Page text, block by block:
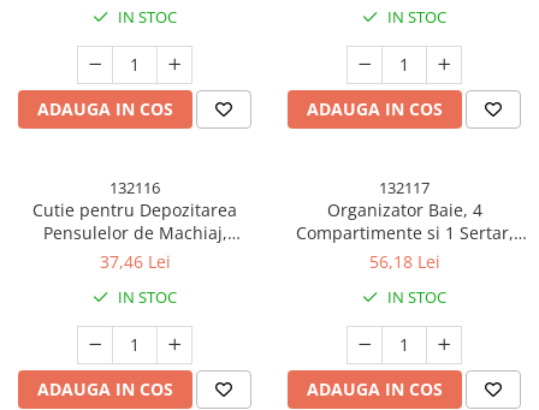
Jucarii Creative
Jucarii pentru copii
Jucarii si Jocuri
Jucarii si Jocuri
Markere si Set Desen
Accesorii Petrecere
Articole Petrecere
IN STOC
ADAUGA IN COS
Depozitare, Galbena
IN STOC
ADAUGA IN COS
132116
Cutie pentru Depozitarea
Pensulelor de Machiaj,
Rotativa, Plastic, 36 cm x 13
37,46 Lei
IN STOC
ADAUGA IN COS
132117
Organizator Baie, 4
Compartimente si 1 Sertar,
Rotire 360 Grade, din PP+PET,
56,18 Lei
IN STOC
ADAUGA IN COS